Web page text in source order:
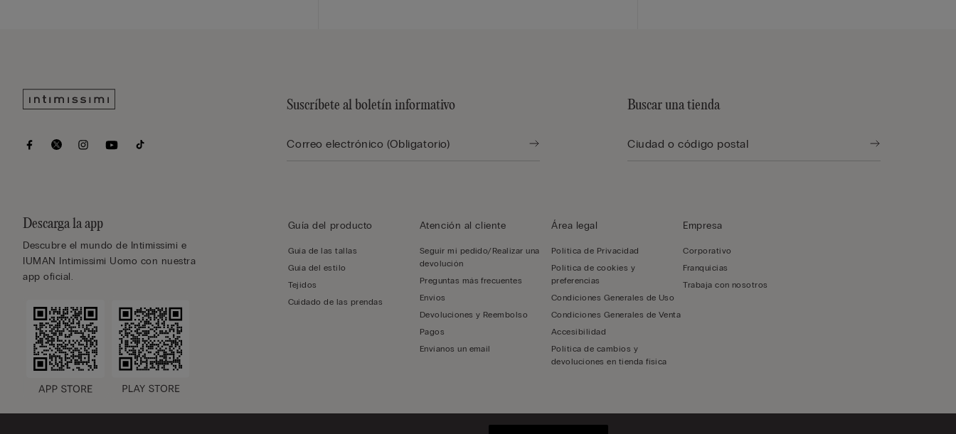
Descarga la app
Descubre el mundo de Intimissimi e
IUMAN Intimissimi Uomo con nuestra
app oficial.
Suscríbete al boletín informativo Buscar una tienda
Guía del producto
Guía de las tallas
Guía del estilo
Tejidos
Cuidado de las prendas
Atención al cliente
Seguir mi pedido/Realizar una
devolución
Preguntas más frecuentes
Envíos
Devoluciones y Reembolso
Pagos
Envíanos un email
Área legal
Política de Privacidad
Política de cookies y
preferencias
Condiciones Generales de Uso
Condiciones Generales de Venta
Accesibilidad
Política de cambios y
devoluciones en tienda física
Empresa
Corporativo
Franquicias
Trabaja con nosotros